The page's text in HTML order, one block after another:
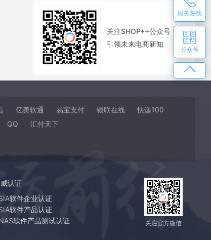
关注SHOP++公众号
引领未来电商新知
亿美软通 易宝支付 银联在线
快递100
QQ 汇付天下
认证
软件企业认证
软件产品认证
软件产品测试认证
关注官方微信
服务热线
公众号